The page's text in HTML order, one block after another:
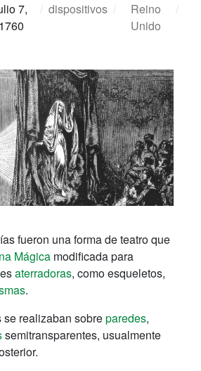
7,
1760
/ dispositivos /
Reino
Unido
/
fueron una forma de teatro que
Mágica modificada para
aterradoras, como esqueletos,
.
realizaban sobreparedes,
semitransparentes, usualmente